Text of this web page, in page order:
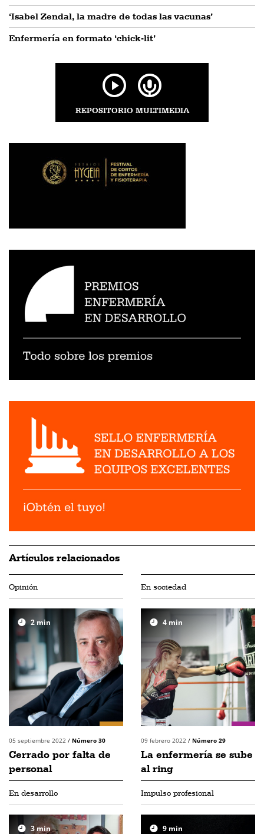
‘Isabel Zendal, la madre de todas las vacunas’
Enfermería en formato ‘chick-lit’
REPOSITORIO MULTIMEDIA
Artículos relacionados
Opinión
2 min
05 septiembre 2022 / Número 30
Cerrado por falta de
personal
En sociedad
4 min
09 febrero 2022 / Número 29
La enfermería se sube
al ring
En desarrollo
3min
Impulso profesional
9 min